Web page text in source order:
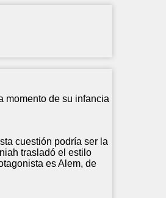
momento de su infancia
cuestión podría ser la
trasladó el estilo
es Alem, de